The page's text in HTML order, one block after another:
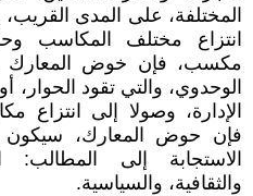
المختلفة، على المدى القريب،
انتزاع مختلف المكاسب
مكسب، فإن خوض المعارك
الوحدوي، والتي تقود الحوار،
الإدارة، وصولا إلى انتزاع
فإن حوض المعارك،
الاستجابة إلى المطالب:
والثقافية، والسياسية.